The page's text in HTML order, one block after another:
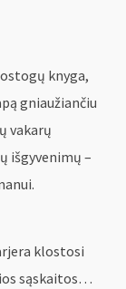
knyga,
gniaužiančiu
vakarų
išgyvenimų –
klostosi
sąskaitos…